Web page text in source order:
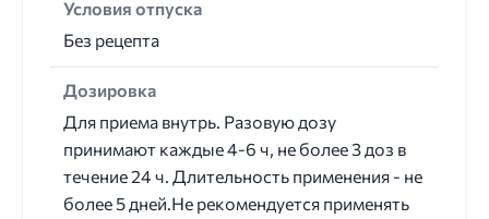
Условия отпуска
Без рецепта
Дозировка
Для приема внутрь. Разовую дозу
принимают каждые 4-6 ч, не более 3 доз в
течение 24 ч. Длительность применения - не
более 5 дней.Не рекомендуется применять